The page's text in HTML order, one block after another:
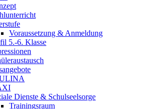
Voraussetzung & Anmeldung
5.-6. Klasse
Dienste & Schulseelsorge
Trainingsraum